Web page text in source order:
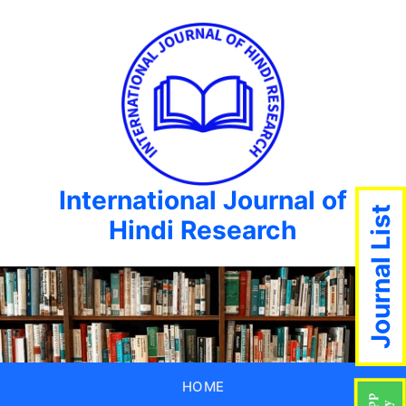
International Journal of
Hindi Research
HOME
Journal List